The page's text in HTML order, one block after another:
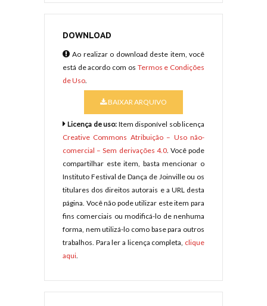
DOWNLOAD
Ao realizar o download deste item, você
está de acordo com os Termos e Condições
de Uso.
BAIXAR ARQUIVO
Licença de uso: Item disponível sob licença
Creative Commons Atribuição – Uso não-
comercial – Sem derivações 4.0. Você pode
compartilhar este item, basta mencionar o
Instituto Festival de Dança de Joinville ou os
titulares dos direitos autorais e a URL desta
página. Você não pode utilizar este item para
fins comerciais ou modificá-lo de nenhuma
forma, nem utilizá-lo como base para outros
trabalhos. Para ler a licença completa, clique
aqui.